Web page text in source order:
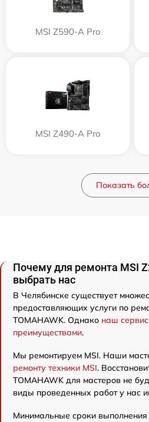
MSI Z590-A Pro
MSI Z490-A Pro
Показать
Почему для ремонта MSI
выбрать нас
В Челябинске существует
предоставляющих услуги по
TOMAHAWK. Однако наш
преимуществами.
Мы ремонтируем MSI. Наши
ремонту техники MSI.
TOMAHAWK для мастеров не
виды проведенных работ у нас
Минимальные сроки